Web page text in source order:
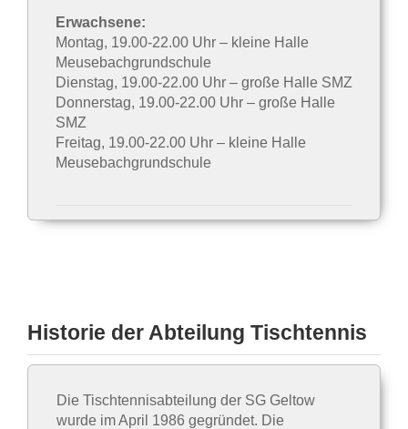
Erwachsene:
Montag, 19.00-22.00 Uhr – kleine Halle
Meusebachgrundschule
Dienstag, 19.00-22.00 Uhr – große Halle SMZ
Donnerstag, 19.00-22.00 Uhr – große Halle
SMZ
Freitag, 19.00-22.00 Uhr – kleine Halle
Meusebachgrundschule
Historie der Abteilung Tischtennis
Die Tischtennisabteilung der SG Geltow
wurde im April 1986 gegründet. Die